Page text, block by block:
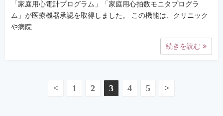
「家庭用心電計プログラム」「家庭用心拍数モニタプログラ
ム」が医療機器承認を取得しました。 この機能は、クリニック
や病院…
続きを読む
< 1 2 3 4 5 >